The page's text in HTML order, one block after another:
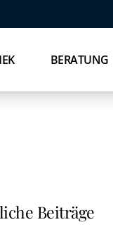
BERATUNG
Beiträge